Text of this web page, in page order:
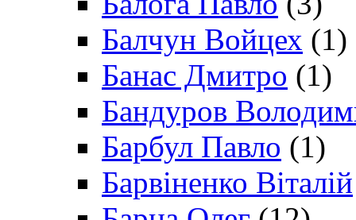
Балчун Войцех (1)
Банас Дмитро (1)
Бандуров
Барбул Павло (1)
Барвіненко Віталій